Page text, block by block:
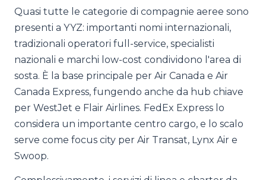
Quasi tutte le categorie di compagnie aeree sono
presenti a YYZ: importanti nomi internazionali,
tradizionali operatori full-service, specialisti
nazionali e marchi low-cost condividono l'area di
sosta. È la base principale per Air Canada e Air
Canada Express, fungendo anche da hub chiave
per WestJet e Flair Airlines. FedEx Express lo
considera un importante centro cargo, e lo scalo
serve come focus city per Air Transat, Lynx Air e
Swoop.